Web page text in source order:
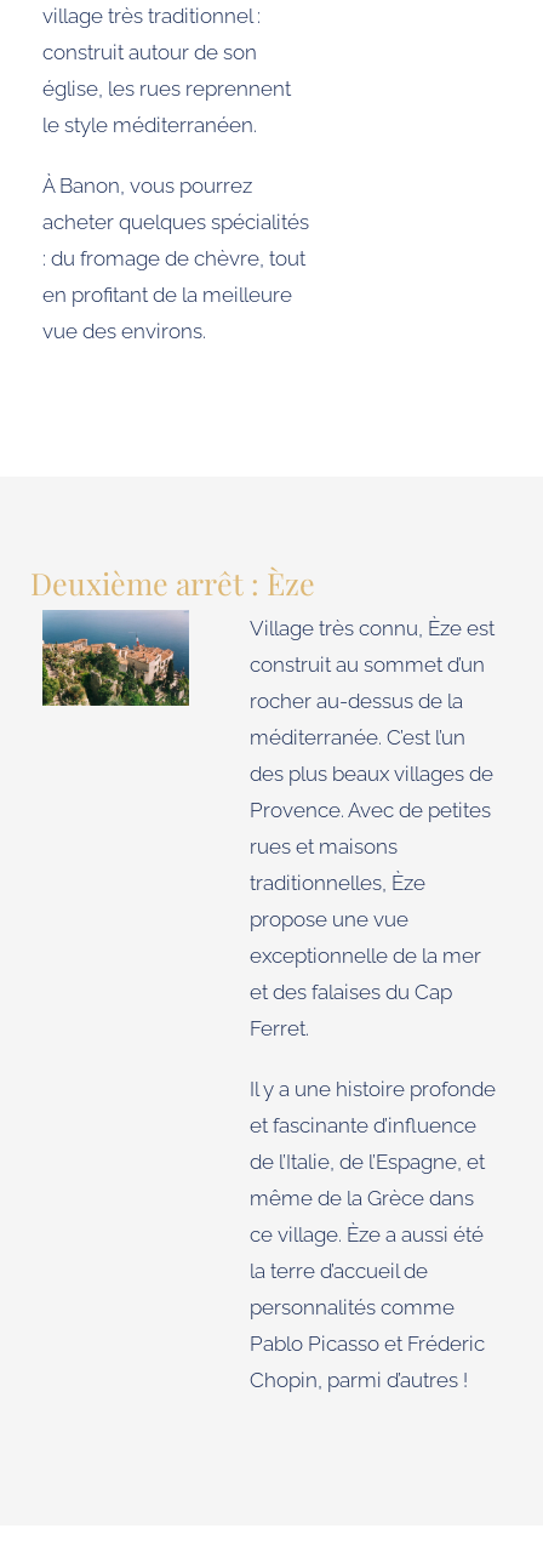
village très traditionnel :
construit autour de son
église, les rues reprennent
le style méditerranéen.
À Banon, vous pourrez
acheter quelques spécialités
: du fromage de chèvre, tout
en profitant de la meilleure
vue des environs.
Deuxième arrêt : Èze
Village très connu, Èze est
construit au sommet d’un
rocher au-dessus de la
méditerranée. C’est l’un
des plus beaux villages de
Provence. Avec de petites
rues et maisons
traditionnelles, Èze
propose une vue
exceptionnelle de la mer
et des falaises du Cap
Ferret.
Il y a une histoire profonde
et fascinante d’influence
de l’Italie, de l’Espagne, et
même de la Grèce dans
ce village. Èze a aussi été
la terre d’accueil de
personnalités comme
Pablo Picasso et Fréderic
Chopin, parmi d’autres !